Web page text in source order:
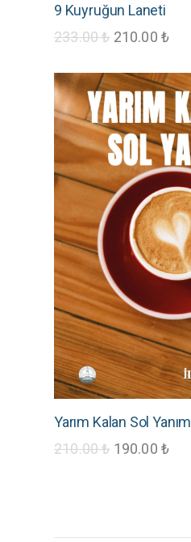
9 Kuyruğun Laneti
233.00₺ 210.00 ₺
Yarım Kalan Sol Yanım
210.00₺ 190.00 ₺